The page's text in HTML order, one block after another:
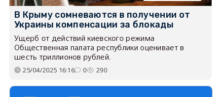
В Крыму сомневаются в получении от
Украины компенсации за блокады
Ущерб от действий киевского режима
Общественная палата республики оценивает в
шесть триллионов рублей.
25/04/2025 16:16 0 290